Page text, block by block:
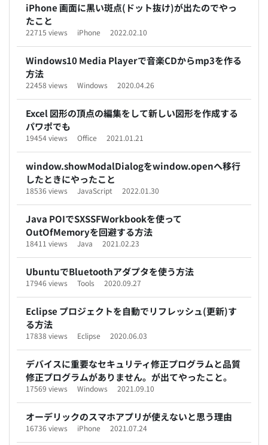
iPhone 画面に黒い斑点(ドット抜け)が出たのでやっ
たこと
22715 views iPhone 2022.02.10
Windows10 Media Playerで音楽CDからmp3を作る
方法
22458 views Windows 2020.04.26
Excel 図形の頂点の編集をして新しい図形を作成する
パワポでも
19454 views Office 2021.01.21
window.showModalDialogをwindow.openへ移行
したときにやったこと
18536 views JavaScript 2022.01.30
Java POIでSXSSFWorkbookを使って
OutOfMemoryを回避する方法
18411 views Java 2021.02.23
UbuntuでBluetoothアダプタを使う方法
17946 views Tools 2020.09.27
Eclipse プロジェクトを自動でリフレッシュ(更新)す
る方法
17838 views Eclipse 2020.06.03
デバイスに重要なセキュリティ修正プログラムと品質
修正プログラムがありません。が出てやったこと。
17569 views Windows 2021.09.10
オーデリックのスマホアプリが使えないと思う理由
16736 views iPhone 2021.07.24